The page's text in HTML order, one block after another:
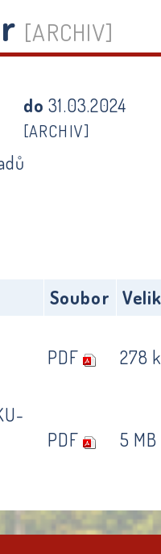
[ARCHIV]
do31.03.2024
[ARCHIV]
Soubor
PDF 278
PDF 5 MB